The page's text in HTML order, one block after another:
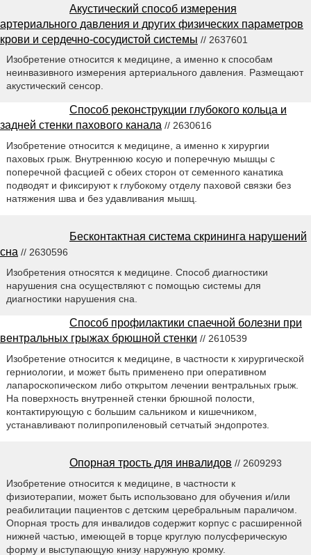
Акустический способ измерения
артериального давления и других физических параметров
крови и сердечно-сосудистой системы // 2637601
Изобретение относится к медицине, а именно к способам
неинвазивного измерения артериального давления. Размещают
акустический сенсор.
Способ реконструкции глубокого кольца и
задней стенки пахового канала // 2630616
Изобретение относится к медицине, а именно к хирургии
паховых грыж. Внутреннюю косую и поперечную мышцы с
поперечной фасцией с обеих сторон от семенного канатика
подводят и фиксируют к глубокому отделу паховой связки без
натяжения шва и без удавливания мышц.
Бесконтактная система скрининга нарушений
сна // 2630596
Изобретения относятся к медицине. Способ диагностики
нарушения сна осуществляют с помощью системы для
диагностики нарушения сна.
Способ профилактики спаечной болезни при
вентральных грыжах брюшной стенки // 2610539
Изобретение относится к медицине, в частности к хирургической
герниологии, и может быть применено при оперативном
лапароскопическом либо открытом лечении вентральных грыж.
На поверхность внутренней стенки брюшной полости,
контактирующую с большим сальником и кишечником,
устанавливают полипропиленовый сетчатый эндопротез.
Опорная трость для инвалидов // 2609293
Изобретение относится к медицине, в частности к
физиотерапии, может быть использовано для обучения и/или
реабилитации пациентов с детским церебральным параличом.
Опорная трость для инвалидов содержит корпус с расширенной
нижней частью, имеющей в торце круглую полусферическую
форму и выступающую книзу наружную кромку.